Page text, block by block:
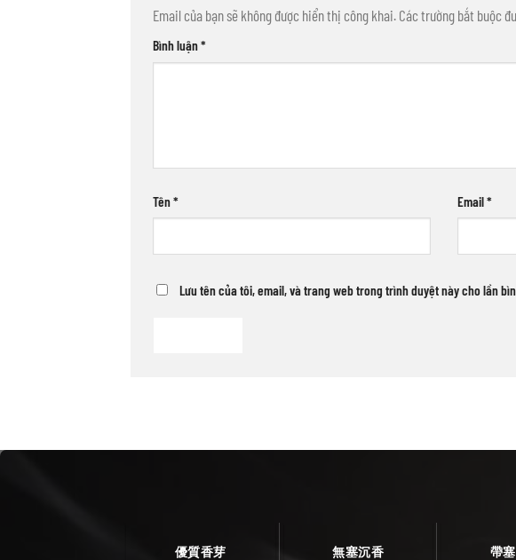
Email của bạn sẽ không được hiển thị công khai. Các trường bắt buộc
Bình luận*
Tên* Email*
Lưu tên của tôi, email, và trang web trong trình duyệt này cho lần
優質香芽 無塞沉香 帶